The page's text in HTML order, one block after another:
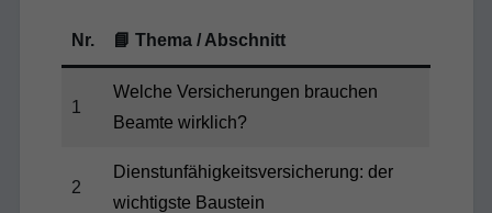
Nr. 📘 Thema / Abschnitt
1
Welche Versicherungen brauchen
Beamte wirklich?
2
Dienstunfähigkeitsversicherung: der
wichtigste Baustein